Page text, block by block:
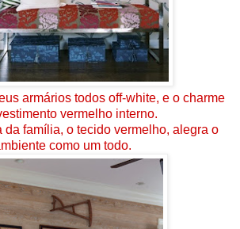
armários todos off-white, e o charme
vermelho interno.
da família, o tecido vermelho, alegra o
como um todo.